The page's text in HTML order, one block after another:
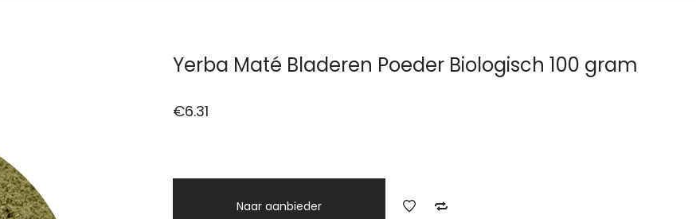
Yerba Maté Bladeren Poeder Biologisch 100 gram
€6.31
Naar aanbieder